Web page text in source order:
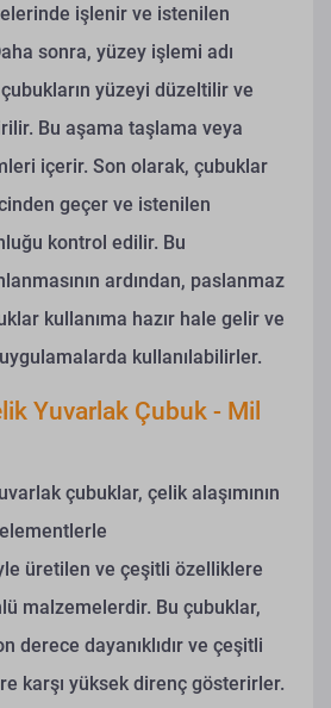
işlenir ve istenilen
sonra, yüzey işlemi adı
yüzeyi düzeltilir ve
Bu aşama taşlama veya
içerir. Son olarak, çubuklar
geçer ve istenilen
kontrol edilir. Bu
ardından, paslanmaz
kullanıma hazır hale gelir ve
kullanılabilirler.
Yuvarlak Çubuk - Mil
çubuklar, çelik alaşımının
üretilen ve çeşitli özelliklere
malzemelerdir. Bu çubuklar,
derece dayanıklıdır ve çeşitli
karşı yüksek direnç gösterirler.